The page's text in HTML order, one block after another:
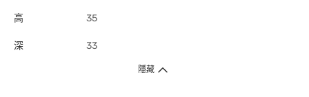
高 35
深 33
隱藏